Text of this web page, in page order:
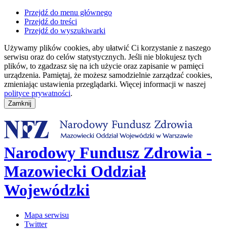
Przejdź do menu głównego
Przejdź do treści
Przejdź do wyszukiwarki
Używamy plików cookies, aby ułatwić Ci korzystanie z naszego
serwisu oraz do celów statystycznych. Jeśli nie blokujesz tych
plików, to zgadzasz się na ich użycie oraz zapisanie w pamięci
urządzenia. Pamiętaj, że możesz samodzielnie zarządzać cookies,
zmieniając ustawienia przeglądarki. Więcej informacji w naszej
polityce prywatności.
Narodowy Fundusz Zdrowia -
Mazowiecki Oddział
Wojewódzki
Mapa serwisu
Twitter